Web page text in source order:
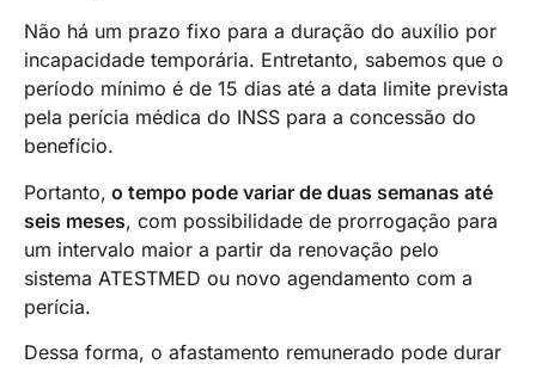
Não há um prazo fixo para a duração do auxílio por
incapacidade temporária. Entretanto, sabemos que o
período mínimo é de 15 dias até a data limite prevista
pela perícia médica do INSS para a concessão do
benefício.
Portanto, o tempo pode variar de duas semanas até
seis meses, com possibilidade de prorrogação para
um intervalo maior a partir da renovação pelo
sistema ATESTMED ou novo agendamento com a
perícia.
Dessa forma, o afastamento remunerado pode durar